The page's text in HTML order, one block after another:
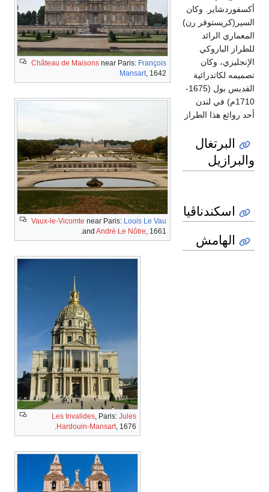
Château de Maisons near Paris: François
Mansart, 1642
Vaux-le-Vicomte near Paris: Louis Le Vau
and André Le Nôtre, 1661.
Les Invalides, Paris: Jules
Hardouin-Mansart, 1676.
أكسفوردشاير. وكان
السير(كريستوفر رن)
المعماري الرائد
للطراز الباروكي
الإنجليزي، وكان
تصميمه لكاتدرائية
القديس بول (1675-
1710م) في لندن
أحد روائع هذا الطراز
البرتغال
والبرازيل
اسكندناڤيا
الهامش